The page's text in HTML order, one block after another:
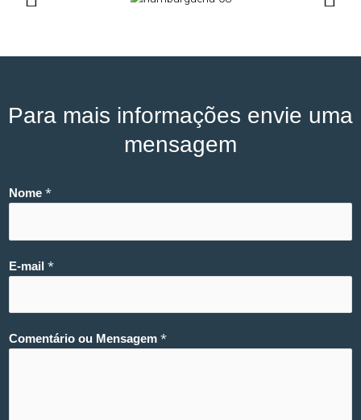
Para mais informações envie uma
mensagem
Nome *
E-mail *
Comentário ou Mensagem *